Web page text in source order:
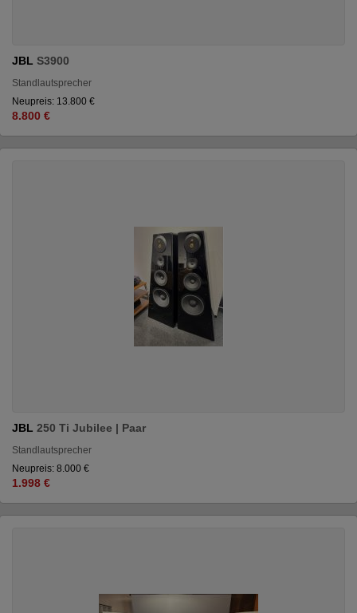
JBL S3900
Standlautsprecher
Neupreis: 13.800 €
8.800 €
JBL 250 Ti Jubilee | Paar
Standlautsprecher
Neupreis: 8.000 €
1.998 €